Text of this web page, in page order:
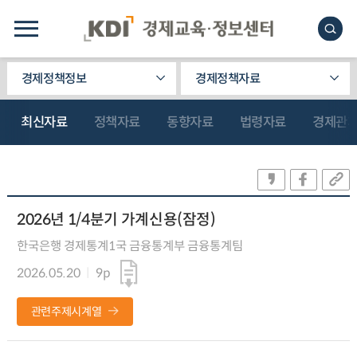
경제정책정보 경제정책자료
최신자료 정책자료 동향자료 법령자료 경제관
2026년 1/4분기 가계신용(잠정)
한국은행 경제통계1국 금융통계부 금융통계팀
2026.05.20
9p
관련주제시계열